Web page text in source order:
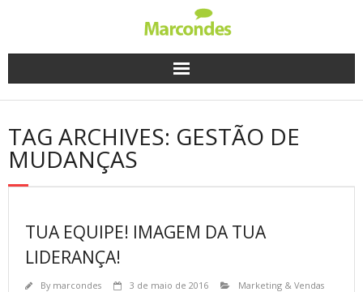
TAG ARCHIVES: GESTÃO DE
MUDANÇAS
TUA EQUIPE! IMAGEM DA TUA
LIDERANÇA!
By marcondes 3 de maio de 2016
Marketing & Vendas